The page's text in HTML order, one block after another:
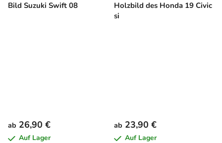
Bild Suzuki Swift 08
Holzbild des Honda 19 Civic
si
ab 26,90 €
Auf Lager
ab 23,90 €
Auf Lager